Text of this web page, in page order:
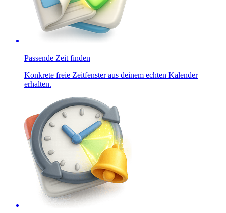
Passende Zeit finden
Konkrete freie Zeitfenster aus deinem echten Kalender
erhalten.